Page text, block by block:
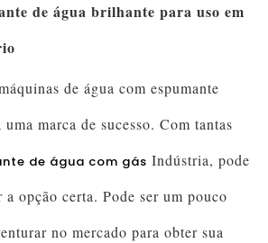
de água brilhante para uso em
de água com espumante
marca de sucesso. Com tantas
de água com gás Indústria, pode
opção certa. Pode ser um pouco
no mercado para obter sua